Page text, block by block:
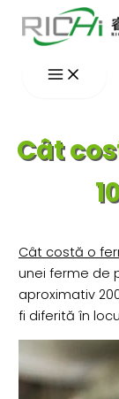
Skip
Cât
Cât costă o
unei ferme de
aproximativ
fi diferită în